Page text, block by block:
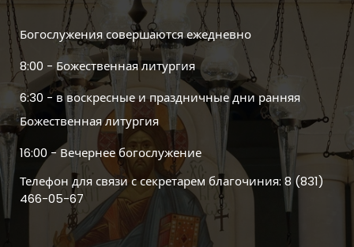
Богослужения совершаются ежедневно
8:00 - Божественная литургия
6:30 - в воскресные и праздничные дни ранняя
Божественная литургия
16:00 - Вечернее богослужение
Телефон для связи с секретарем благочиния: 8 (831)
466-05-67